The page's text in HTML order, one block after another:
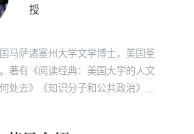
授
马萨诸塞州大学文学博士，美国圣
著有《阅读经典：美国大学的人文
处去》《知识分子和公共政治》